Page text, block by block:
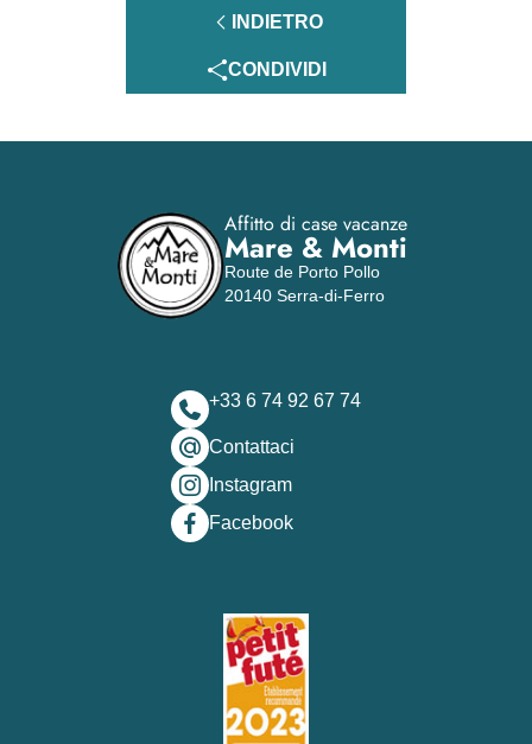
INDIETRO
CONDIVIDI
Affitto di case vacanze
Mare & Monti
Route de Porto Pollo
20140 Serra-di-Ferro
+33 6 74 92 67 74
Contattaci
Instagram
Facebook